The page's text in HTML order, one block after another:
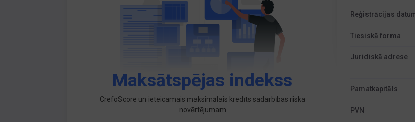
Maksātspējas indekss
CrefoScore un ieteicamais maksimālais kredīts sadarbības riska
novērtējumam
Reģistrācijas
Tiesiskā forma
Juridiskā adrese
Pamatkapitāls
PVN